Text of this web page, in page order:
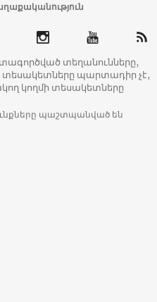
տեղանունները,
տեսակետները պարտադիր չէ,
կողմի տեսակետները
պաշտպանված են